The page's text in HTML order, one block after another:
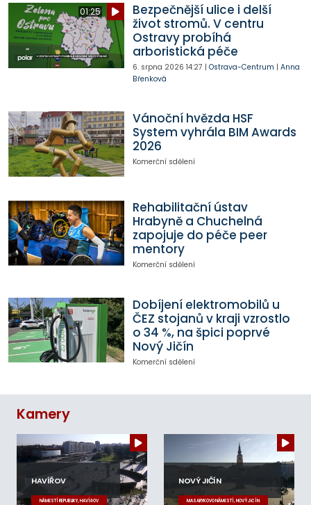
01:25
Bezpečnější ulice i delší
život stromů. V centru
Ostravy probíhá
arboristická péče
6. srpna 2026 14:27 | Ostrava-Centrum | Anna
Břenková
Vánoční hvězda HSF
System vyhrála BIM Awards
2026
Komerční sdělení
Rehabilitační ústav
Hrabyně a Chuchelná
zapojuje do péče peer
mentory
Komerční sdělení
Dobíjení elektromobilů u
ČEZ stojanů v kraji vzrostlo
o 34 %, na špici poprvé
Nový Jičín
Komerční sdělení
Kamery
HAVÍŘOV
NÁMĚSTÍ REPUBLIKY, HAVÍŘOV
NOVÝ JIČÍN
MASARYKOVO NÁMĚSTÍ, NOVÝ JIČÍN